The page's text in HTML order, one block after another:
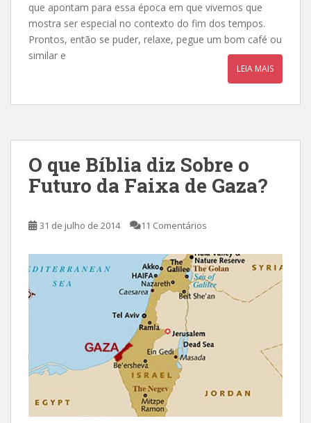
que apontam para essa época em que vivemos que
mostra ser especial no contexto do fim dos tempos.
Prontos, então se puder, relaxe, pegue um bom café ou
similar e
LEIA MAIS
O que Bíblia diz Sobre o
Futuro da Faixa de Gaza?
31 de julho de 2014 11 Comentários